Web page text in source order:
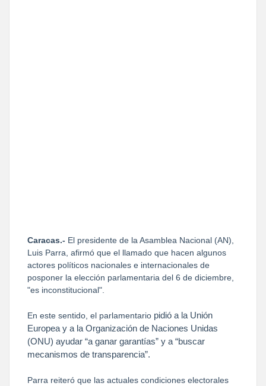
Caracas.- El presidente de la Asamblea Nacional (AN),
Luis Parra, afirmó que el llamado que hacen algunos
actores políticos nacionales e internacionales de
posponer la elección parlamentaria del 6 de diciembre,
"es inconstitucional".
En este sentido, el parlamentario pidió a la Unión
Europea y a la Organización de Naciones Unidas
(ONU) ayudar “a ganar garantías” y a “buscar
mecanismos de transparencia”.
Parra reiteró que las actuales condiciones electorales